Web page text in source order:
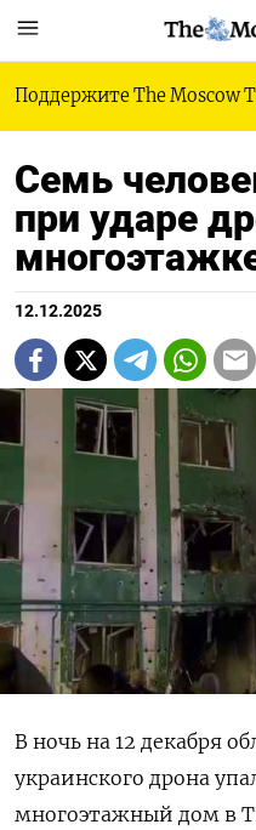
Поддержите The Moscow
Семь
при ударе
12.12.2025
В ночь на 12 декабря
украинского дрона
многоэтажный дом в